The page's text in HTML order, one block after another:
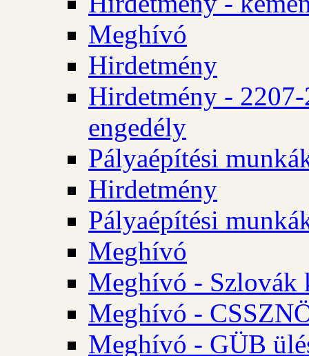
Meghívó
Hirdetmény
Hirdetmény -
engedély
Pályaépítési
Hirdetmény
Pályaépítési
Meghívó
Meghívó - Szlovák
Meghívó -
Meghívó - GÜB